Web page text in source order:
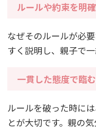
ルールや約束を明
なぜそのルールが必
すく説明し、親子で
一貫した態度で臨
ルールを破った時に
とが大切です。親の